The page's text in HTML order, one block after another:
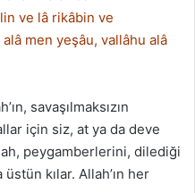
ve lâ rikâbin ve
men yeşâu, vallâhu alâ
savaşılmaksızın
için siz, at ya da deve
peygamberlerini, dilediği
kılar. Allah’ın her